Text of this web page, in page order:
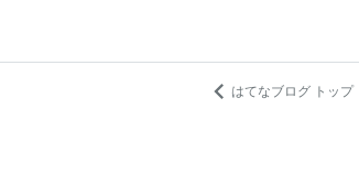
はてなブログ トップ